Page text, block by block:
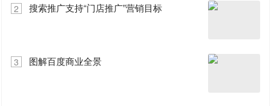
2 搜索推广支持“门店推广”营销目标
3 图解百度商业全景